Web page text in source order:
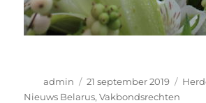
Auteur
admin
Geplaatst
op
21 september 2019
Nieuws Belarus,Vakbondsrechten